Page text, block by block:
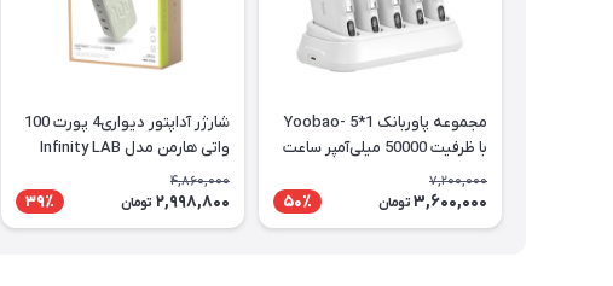
مجموعه پاوربانک Yoobao- 5*1
با ظرفیت 50000 میلی‌آمپر ساعت
7,200,000
3,600,000 تومان 50٪
شارژر آداپتور دیواری4 پورت 100
واتی هارمن مدل Infinity LAB
4,860,000
2,998,800 تومان 39٪